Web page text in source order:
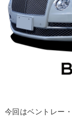
今回はベントレー